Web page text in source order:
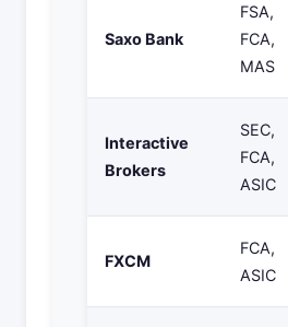
Saxo Bank
FSA,
FCA,
MAS
Interactive
Brokers
SEC,
FCA,
ASIC
FXCM
FCA,
ASIC